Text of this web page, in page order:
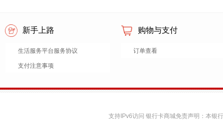
新手上路
生活服务平台服务协议
支付注意事项
购物与支付
订单查看
支持IPv6访问 银行卡商城免责声明：本银